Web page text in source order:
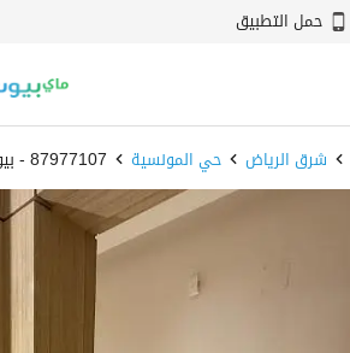
حمل التطبيق
شرق الرياض حي المونسية 87977107 - بيوت